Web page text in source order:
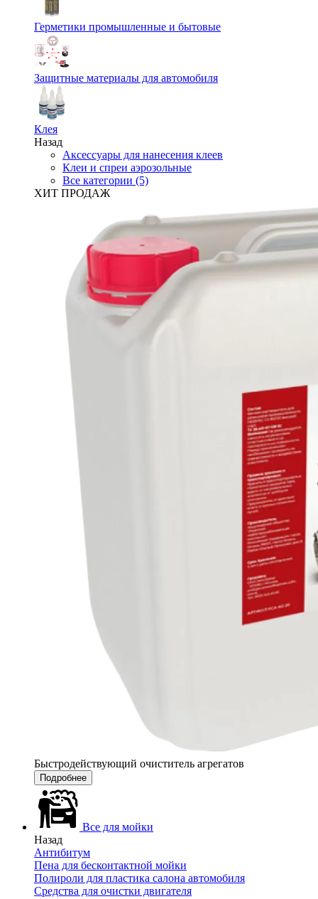
Герметики промышленные и бытовые
Защитные материалы для автомобиля
Клея
Назад
Аксессуары для нанесения клеев
Клеи и спреи аэрозольные
Все категории (5)
ХИТ ПРОДАЖ
Быстродействующий очиститель агрегатов
Подробнее
Все для мойки
Назад
Антибитум
Пена для бесконтактной мойки
Полироли для пластика салона автомобиля
Средства для очистки двигателя